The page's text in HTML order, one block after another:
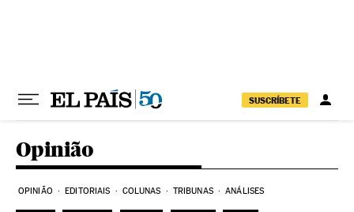
SUSCRÍBETE
Opinião
OPINIÃO EDITORIAIS COLUNAS TRIBUNAS ANÁLISES